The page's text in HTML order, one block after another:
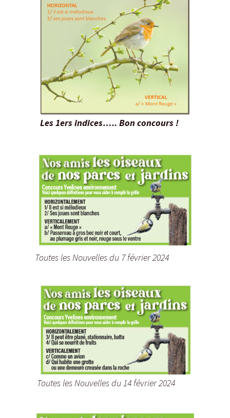
Les 1ers indices….. Bon concours !
Toutes les Nouvelles du 7 février 2024
Toutes les Nouvelles du 14 février 2024